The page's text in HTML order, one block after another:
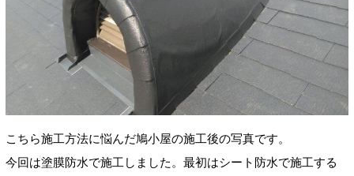
こちら施工方法に悩んだ鳩小屋の施工後の写真です。
今回は塗膜防水で施工しました。最初はシート防水で施工する